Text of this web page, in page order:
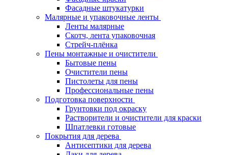
Фасадные штукатурки
Малярные и упаковочные ленты
Ленты малярные
Скотч, лента упаковочная
Стрейч-плёнка
Пены монтажные и очистители
Бытовые пены
Очистители пены
Пистолеты для пены
Профессиональные пены
Подготовка поверхности
Грунтовки под окраску
Растворители и очистители для краски
Шпатлевки готовые
Покрытия для дерева
Антисептики для дерева